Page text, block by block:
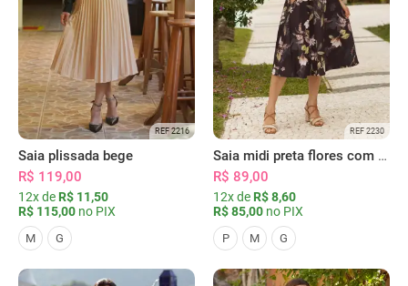
REF 2216
Saia plissada bege
R$ 119,00
12x de R$ 11,50
R$ 115,00 no PIX
M G
REF 2230
Saia midi preta flores com bolsos
R$ 89,00
12x de R$ 8,60
R$ 85,00 no PIX
P M G